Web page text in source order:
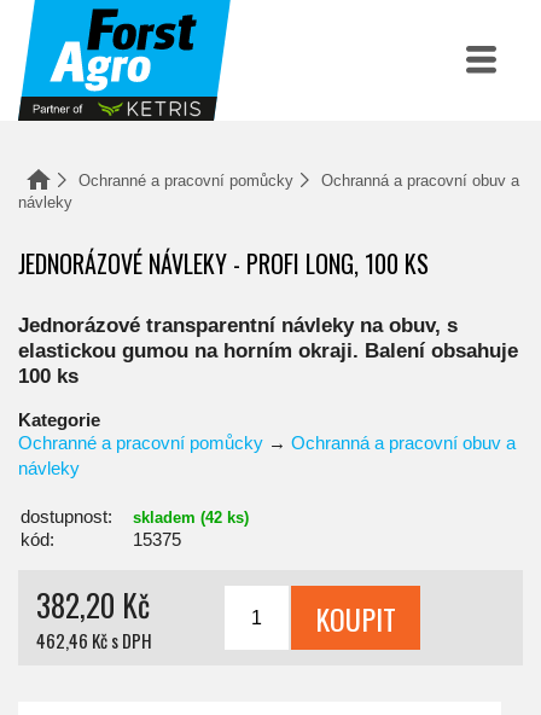
Ochranné a pracovní pomůcky
Ochranná a pracovní obuv a
návleky
JEDNORÁZOVÉ NÁVLEKY - PROFI LONG, 100 KS
Jednorázové transparentní návleky na obuv, s
elastickou gumou na horním okraji. Balení obsahuje
100 ks
Kategorie
Ochranné a pracovní pomůcky → Ochranná a pracovní obuv a
návleky
dostupnost: skladem (42 ks)
kód: 15375
382,20 Kč
462,46 Kč s DPH